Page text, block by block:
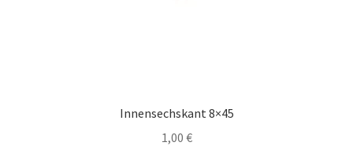
Innensechskant 8×45
1,00 €